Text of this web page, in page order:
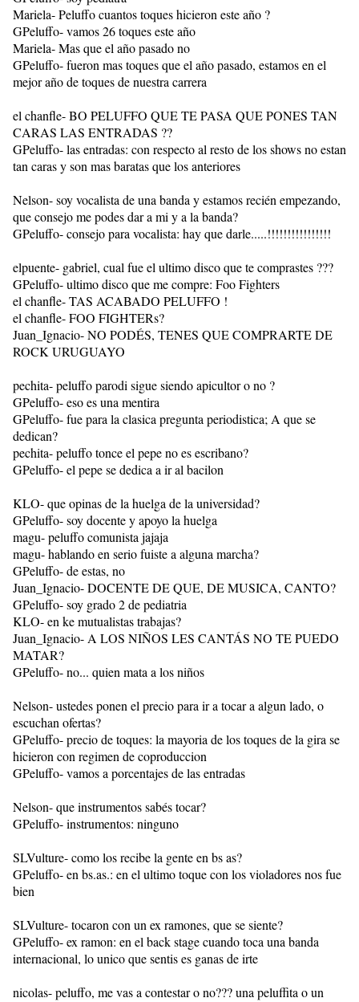
Mariela- Peluffo cuantos toques hicieron este año ?
GPeluffo- vamos 26 toques este año
Mariela- Mas que el año pasado no
GPeluffo- fueron mas toques que el año pasado, estamos en el
mejor año de toques de nuestra carrera
el chanfle- BO PELUFFO QUE TE PASA QUE PONES TAN
CARAS LAS ENTRADAS ??
GPeluffo- las entradas: con respecto al resto de los shows no estan
tan caras y son mas baratas que los anteriores
Nelson- soy vocalista de una banda y estamos recién empezando,
que consejo me podes dar a mi y a la banda?
GPeluffo- consejo para vocalista: hay que darle.....!!!!!!!!!!!!!!!!
elpuente- gabriel, cual fue el ultimo disco que te comprastes ???
GPeluffo- ultimo disco que me compre: Foo Fighters
el chanfle- TAS ACABADO PELUFFO !
el chanfle- FOO FIGHTERs?
Juan_Ignacio- NO PODÉS, TENES QUE COMPRARTE DE
ROCK URUGUAYO
pechita- peluffo parodi sigue siendo apicultor o no ?
GPeluffo- eso es una mentira
GPeluffo- fue para la clasica pregunta periodistica; A que se
dedican?
pechita- peluffo tonce el pepe no es escribano?
GPeluffo- el pepe se dedica a ir al bacilon
KLO- que opinas de la huelga de la universidad?
GPeluffo- soy docente y apoyo la huelga
magu- peluffo comunista jajaja
magu- hablando en serio fuiste a alguna marcha?
GPeluffo- de estas, no
Juan_Ignacio- DOCENTE DE QUE, DE MUSICA, CANTO?
GPeluffo- soy grado 2 de pediatria
KLO- en ke mutualistas trabajas?
Juan_Ignacio- A LOS NIÑOS LES CANTÁS NO TE PUEDO
MATAR?
GPeluffo- no... quien mata a los niños
Nelson- ustedes ponen el precio para ir a tocar a algun lado, o
escuchan ofertas?
GPeluffo- precio de toques: la mayoria de los toques de la gira se
hicieron con regimen de coproduccion
GPeluffo- vamos a porcentajes de las entradas
Nelson- que instrumentos sabés tocar?
GPeluffo- instrumentos: ninguno
SLVulture- como los recibe la gente en bs as?
GPeluffo- en bs.as.: en el ultimo toque con los violadores nos fue
bien
SLVulture- tocaron con un ex ramones, que se siente?
GPeluffo- ex ramon: en el back stage cuando toca una banda
internacional, lo unico que sentis es ganas de irte
nicolas- peluffo, me vas a contestar o no??? una peluffita o un